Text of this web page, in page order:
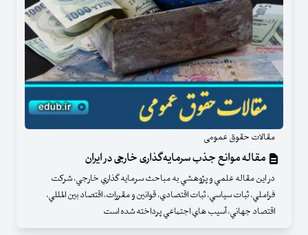
مقالات حقوق عمومی
مقاله موانع جذب سرمایه‌گذاری خارجی در ایران
در اين مقاله علمي و پژوهشي به مباحث سرمايه گذاري خارجي، شركت
فراملي، ثبات سياسي، ثبات اقتصادي، قوانين و مقررات، اقتصاد بين المللي،
اقتصاد جهاني، آسيب هاي اجتماعي پرداخته شده است